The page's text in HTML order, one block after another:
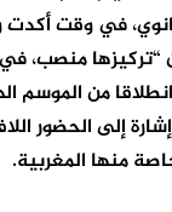
في وقت أكدت
“تركيزها منصب،
من الموسم
إلى الحضور
منها المغربية.